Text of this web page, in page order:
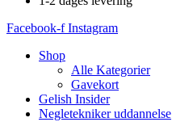
Facebook-f Instagram
Shop
Alle Kategorier
Gavekort
Gelish Insider
Negletekniker uddannelse